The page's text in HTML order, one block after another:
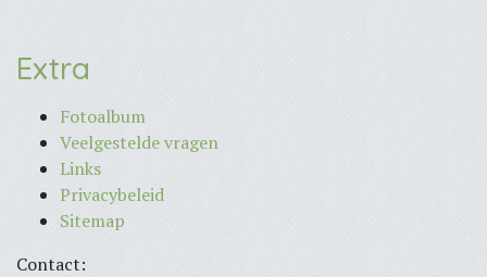
Extra
Fotoalbum
Veelgestelde vragen
Links
Privacybeleid
Sitemap
Contact: